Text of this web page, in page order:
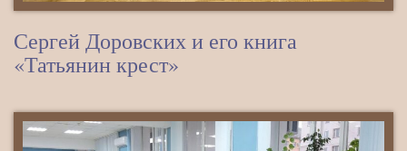
Сергей Доровских и его книга
«Татьянин крест»